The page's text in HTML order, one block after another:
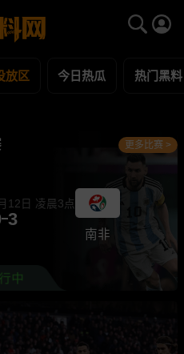
料
放区 今日热瓜 热门黑料
更多比赛 >
12日 凌晨3点
3
南非